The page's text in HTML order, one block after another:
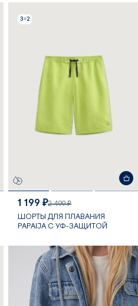
3=2
1 199 ₽2 499 ₽
ШОРТЫ ДЛЯ ПЛАВАНИЯ
PAPAIJA С УФ-ЗАЩИТОЙ